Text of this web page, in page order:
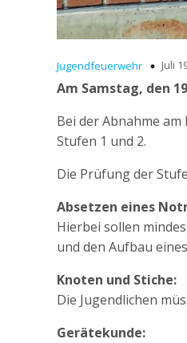
Jugendfeuerwehr Juli
Am Samstag, den
Bei der Abnahme
Stufen 1 und 2.
Die Prüfung der
Absetzen eines
Hierbei sollen
und den Aufbau
Knoten und Stiche:
Die Jugendlichen
Gerätekunde: